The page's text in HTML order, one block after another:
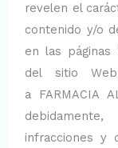
revelen el
contenido y/o
en las páginas
del sitio
a FARMACIA
infracciones y